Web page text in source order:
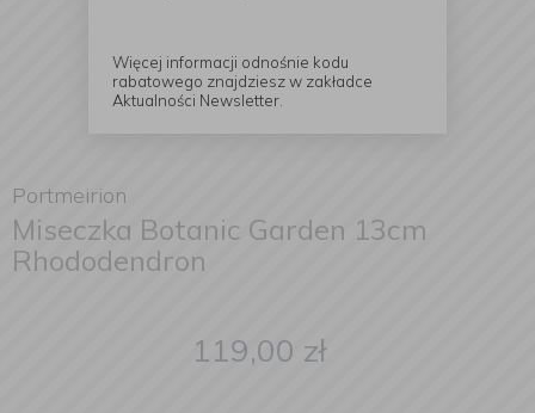
Portmeirion
Miseczka Botanic Garden 13cm
Rhododendron
119,00 zł
Więcej informacji odnośnie kodu
rabatowego znajdziesz w zakładce
Aktualności Newsletter.